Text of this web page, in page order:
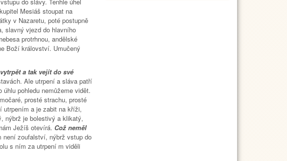
Mesiáš stoupat na
v Nazaretu, poté postupně
slavný vjezd do hlavního
protrhnou, andělské
Boží království. Umučený
a tak vejít do své
Ale utrpení a sláva patří
pohledu nemůžeme vidět.
prosté strachu, prosté
a je zabit na kříži,
nýbrž je bolestivý a klikatý,
Ježíš otevírá. Což neměl
není zoufalství, nýbrž vstup do
s ním za utrpení m viděli